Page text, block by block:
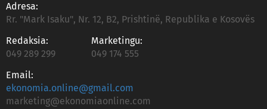
Adresa:
Rr. "Mark Isaku", Nr. 12, B2, Prishtinë, Republika e Kosovës
Redaksia:
049 289 299
Marketingu:
049 174 555
Email:
ekonomia.online@gmail.com
marketing@ekonomiaonline.com